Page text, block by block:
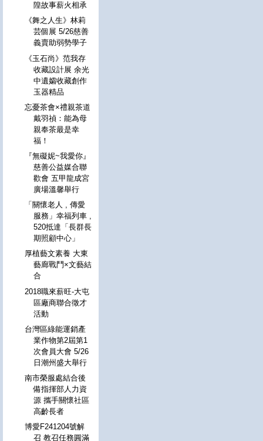
隍故事薪火相承
《舞之人生》林莉
芸個展 5/26慈善
義賣助弱勢學子
《玉石尚》范我存
收藏設計展 余光
中遺孀收藏創作
玉器精品
忘憂茶會×禮親茶道
戴羽禎：能為母
親奉茶最是幸
福！
『無礙妮~我愛你』
慈善公益媒合聯
歡會 五甲龍成宮
廣場溫馨舉行
「關懷老人 , 傳愛
服務」幸福列車 ,
520抵達「長群長
期照顧中心」
厚植藝文素養 大東
藝廊戰鬥×文藝結
合
2018職來薪旺-大屯
區廠商聯合徵才
活動
台灣區綠能運銷產
業作物第2屆第1
次會員大會 5/26
日潮州盛大舉行
南市榮服處結合後
備指揮部人力資
源 攜手關懷社區
高齡長者
博愛F241204號解
召 教召任務圓滿